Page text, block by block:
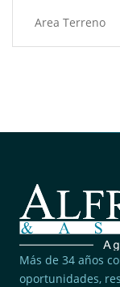
Area Terreno
Más de 34 años
oportunidades,